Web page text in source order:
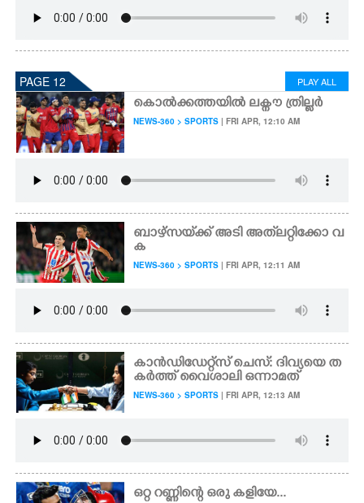
PAGE 12 PLAY ALL
കൊൽക്കത്തയി​ൽ ലക്നൗ ത്രി​ല്ലർ
NEWS-360 > SPORTS | FRI APR, 12:10 AM
ബാഴ്സയ്‌ക്ക് അടി അത്‌ലറ്റിക്കോ വ
ക
NEWS-360 > SPORTS | FRI APR, 12:11 AM
കാൻഡിഡേറ്റ്സ് ചെസ്: ദിവ്യയെ ത
കർത്ത് വൈശാലി ഒന്നാമത്
NEWS-360 > SPORTS | FRI APR, 12:13 AM
ഒറ്റ റണ്ണിന്റെ ഒരു കളിയേ...